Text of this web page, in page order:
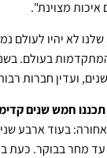
מצוינת".
לא יהיו לעולם
בשנת 2013 כתבתי כאן מאמר
ועדין חברות
חמש שנים
בעוד ארבע
עד מחר בבוקר. כעת